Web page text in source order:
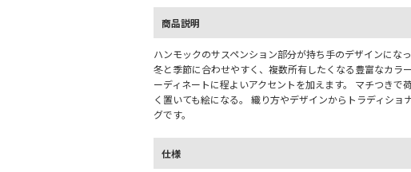
商品説明
ハンモックのサスペンション部分が持ち手のデザインにな
冬と季節に合わせやすく、複数所有したくなる豊富なカラ
ーディネートに程よいアクセントを加えます。 マチつきで
く置いても絵になる。 織り方やデザインからトラディショ
グです。
仕様